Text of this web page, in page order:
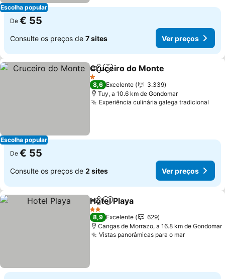
Escolha popular
De € 55
Consulte os preços de 7 sites Ver preços
Escolha popular
PartilharAdicionar aos favoritos
Cruceiro do Monte
1 Estrelas
8,6 Excelente
3.339
Tuy, a 10.6 km de Gondomar
Experiência culinária galega tradicional
De € 55
Consulte os preços de 2 sites Ver preços
PartilharAdicionar aos favoritos
Hotel Playa
2 Estrelas
8,9 Excelente
629
Cangas de Morrazo, a 16.8 km de Gondomar
Vistas panorâmicas para o marVer